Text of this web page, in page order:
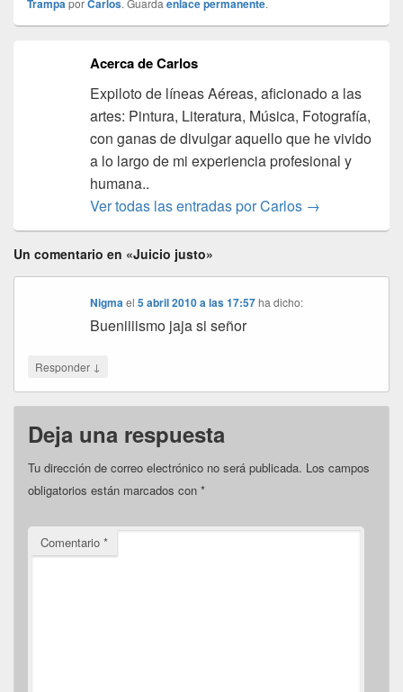
Acerca de Carlos
Expiloto de líneas Aéreas, aficionado a las
artes: Pintura, Literatura, Música, Fotografía,
con ganas de divulgar aquello que he vivido
a lo largo de mi experiencia profesional y
humana..
Ver todas las entradas por Carlos →
Un comentario en «Juicio justo»
Nigma el5 abril 2010 a las 17:57 ha dicho:
Bueniiiismo jaja si señor
Responder ↓
Deja una respuesta
Tu dirección de correo electrónico no será publicada. Los campos
obligatorios están marcados con *
Comentario *